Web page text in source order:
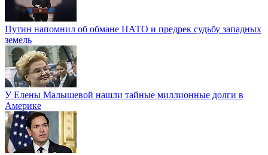
Путин напомнил об обмане НАТО и предрек судьбу западных
земель
У Елены Малышевой нашли тайные миллионные долги в
Америке